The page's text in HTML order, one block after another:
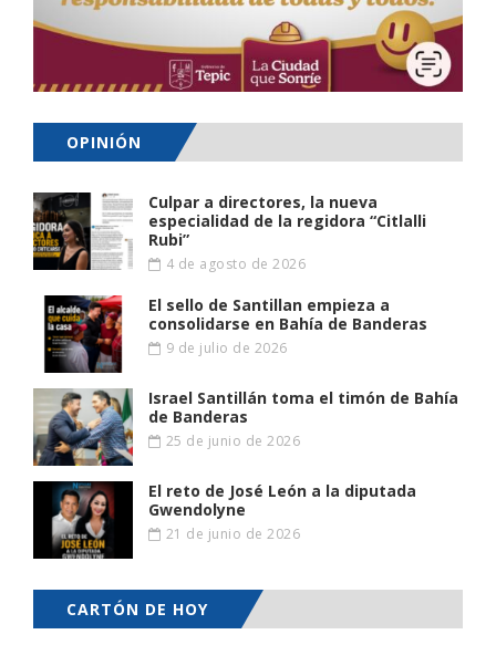
OPINIÓN
Culpar a directores, la nueva
especialidad de la regidora “Citlalli
Rubi”
4 de agosto de 2026
El sello de Santillan empieza a
consolidarse en Bahía de Banderas
9 de julio de 2026
Israel Santillán toma el timón de Bahía
de Banderas
25 de junio de 2026
El reto de José León a la diputada
Gwendolyne
21 de junio de 2026
CARTÓN DE HOY